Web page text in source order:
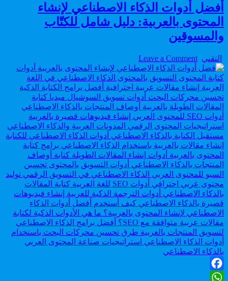
أفضل أدوات الذكاء الاصطناعي لإنشاء
المحتوى بالعربية: دليل شامل للكتّاب
والمسوقين
Author:
التقني Leave a Comment
on
أفضل
أدوات
الذكاء
الاصطناعي
لإنشاء
المحتوى
بالعربية:
دليل
شامل
للكتّاب
والمسوقين
Facebook